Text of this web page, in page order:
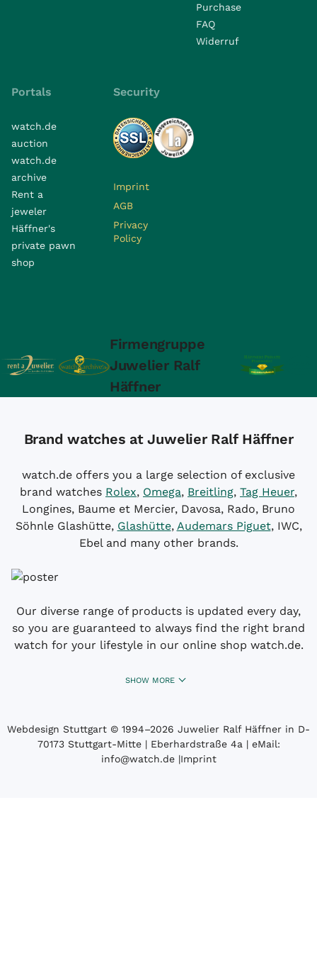
Purchase
FAQ
Widerruf
Portals
watch.de
auction
watch.de
archive
Rent a
jeweler
Häffner's
private pawn
shop
Security
Imprint
AGB
Privacy
Policy
Firmengruppe
Juwelier Ralf
Häffner
Brand watches at Juwelier Ralf Häffner
watch.de offers you a large selection of exclusive
brand watches Rolex, Omega, Breitling, Tag Heuer,
Longines, Baume et Mercier, Davosa, Rado, Bruno
Söhnle Glashütte, Glashütte, Audemars Piguet, IWC,
Ebel and many other brands.
Our diverse range of products is updated every day,
so you are guaranteed to always find the right brand
watch for your lifestyle in our online shop watch.de.
SHOW MORE
Webdesign Stuttgart © 1994­–2026 Juwelier Ralf Häffner in D-
70173 Stuttgart-Mitte | Eberhardstraße 4a | eMail:
info@watch.de|Imprint